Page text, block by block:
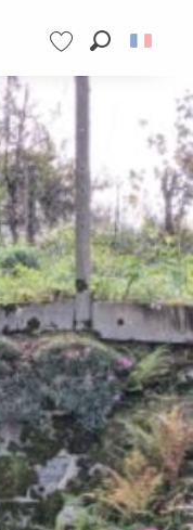
Voir les favoris